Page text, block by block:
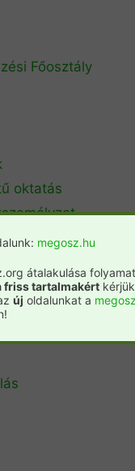
Főosztály
oktatás
megosz.hu
átalakulása
friss tartalmakért kérjük
új oldalunkat a